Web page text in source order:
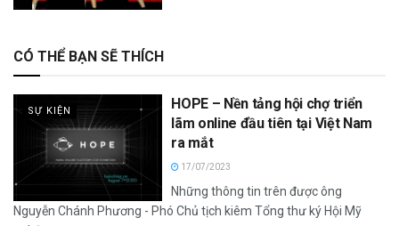
CÓ THỂ BẠN SẼ THÍCH
SỰ KIỆN
HOPE – Nền tảng hội chợ triển
lãm online đầu tiên tại Việt Nam
ra mắt
17/07/2023
Những thông tin trên được ông
Nguyễn Chánh Phương - Phó Chủ tịch kiêm Tổng thư ký Hội Mỹ